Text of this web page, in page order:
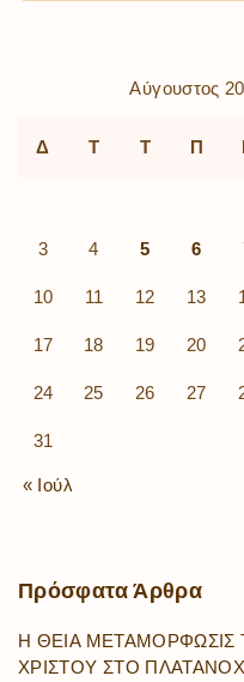
Αύγουστος
Δ Τ Τ Π
3 4 5 6
10 11 12 13
17 18 19 20
24 25 26 27
31
« Ιούλ
Πρόσφατα Άρθρα
Η ΘΕΙΑ
ΧΡΙΣΤΟΥ ΣΤΟ